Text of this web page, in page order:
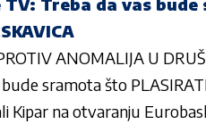
ANOMALIJA U
sramota što
Kipar na otvaranju